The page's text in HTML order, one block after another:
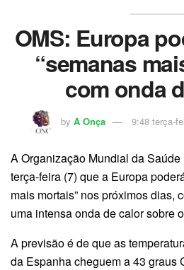
OMS: Europa
“semanas
com onda
by A Onça 9:48 terça-
A Organização Mundial da
terça-feira (7) que a Europa
mais mortais” nos próximos dias,
uma intensa onda de calor sobre
A previsão é de que as
da Espanha cheguem a 43 graus